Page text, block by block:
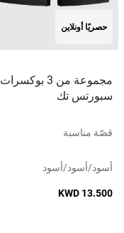
حصريًا أونلاين
مجموعة من 3 بوكسرات
سبورتس تك
قصّة مناسبة
أسود/أسود/أسود
KWD 13.500